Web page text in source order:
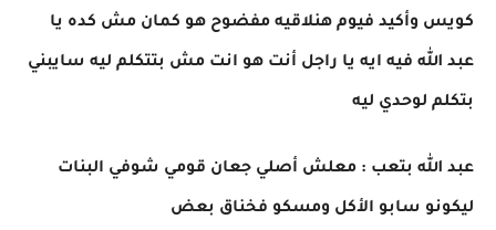
كويس وأكيد فيوم هنلاقيه مفضوح هو كمان مش كده يا
عبد الله فيه ايه يا راجل أنت هو انت مش بتتكلم ليه سايبني
بتكلم لوحدي ليه
عبد الله بتعب : معلش أصلي جعان قومي شوفي البنات
ليكونو سابو الأكل ومسكو فخناق بعض